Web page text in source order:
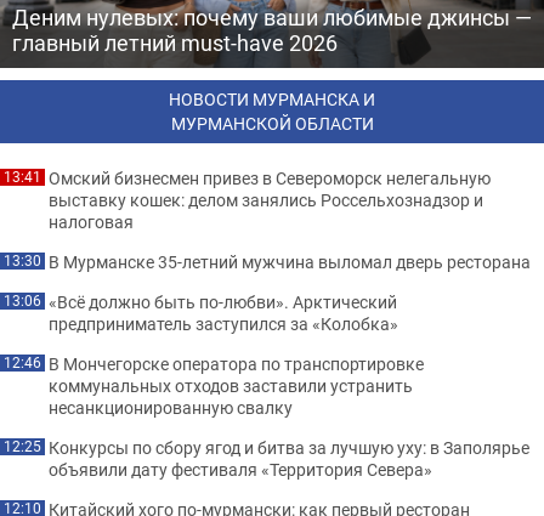
Деним нулевых: почему ваши любимые джинсы —
главный летний must-have 2026
НОВОСТИ МУРМАНСКА И
МУРМАНСКОЙ ОБЛАСТИ
13:41 Омский бизнесмен привез в Североморск нелегальную
выставку кошек: делом занялись Россельхознадзор и
налоговая
13:30 В Мурманске 35-летний мужчина выломал дверь ресторана
13:06 «Всё должно быть по-любви». Арктический
предприниматель заступился за «Колобка»
12:46 В Мончегорске оператора по транспортировке
коммунальных отходов заставили устранить
несанкционированную свалку
12:25 Конкурсы по сбору ягод и битва за лучшую уху: в Заполярье
объявили дату фестиваля «Территория Севера»
12:10 Китайский хого по-мурмански: как первый ресторан